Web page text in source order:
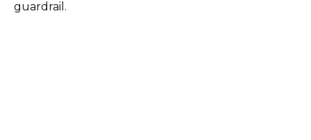
guardrail.